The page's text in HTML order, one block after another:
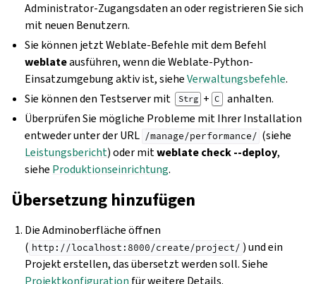
Administrator-Zugangsdaten an oder registrieren Sie sich
mit neuen Benutzern.
Sie können jetzt Weblate-Befehle mit dem Befehl
weblateausführen, wenn die Weblate-Python-
Einsatzumgebung aktiv ist, sieheVerwaltungsbefehle.
Sie können den Testserver mit
Strg + C
anhalten.
Überprüfen Sie mögliche Probleme mit Ihrer Installation
entweder unter der URL /manage/performance/ (siehe
Leistungsbericht) oder mitweblate check --deploy,
siehe Produktionseinrichtung.
Übersetzung hinzufügen
Die Adminoberfläche öffnen
( http://localhost:8000/create/project/ ) und ein
Projekt erstellen, das übersetzt werden soll. Siehe
Projektkonfiguration für weitere Details.